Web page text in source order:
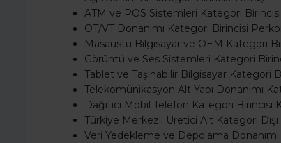
ATM ve POS Sistemleri Kategori
OT/VT Donanımı Kategori Birincisi
Masaüstü Bilgisayar ve OEM Kategori
Görüntü ve Ses Sistemleri Kategori
Tablet ve Taşınabilir Bilgisayar Kategori
Telekomünikasyon Alt Yapı Donanımı
Dağıtıcı Mobil Telefon Kategori Birincisi
Türkiye Merkezli Üretici Alt Kategori
Veri Yedekleme ve Depolama